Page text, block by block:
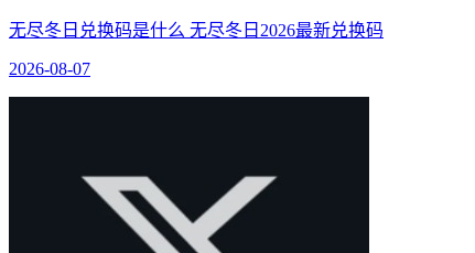
无尽冬日兑换码是什么 无尽冬日2026最新兑换码
2026-08-07